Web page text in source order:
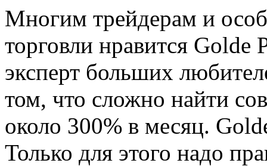
Многим трейдерам и
торговли нравится
эксперт больших
том, что сложно найти
около 300% в месяц.
Только для этого надо